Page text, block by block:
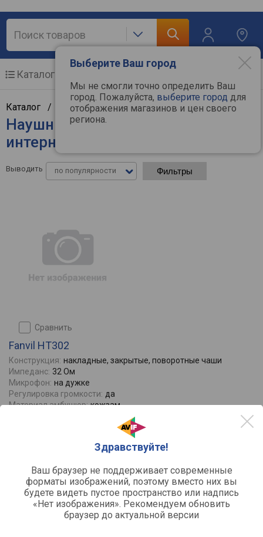
Выберите Ваш город
Мы не смогли точно определить Ваш
город. Пожалуйста, выберите город для
отображения магазинов и цен своего
региона.
Здравствуйте!
Ваш браузер не поддерживает современные
форматы изображений, поэтому вместо них вы
будете видеть пустое пространство или надпись
«Нет изображения». Рекомендуем обновить
браузер до актуальной версии
Каталог
Каталог / Аудиотехника/Наушники
Наушники Fanvil - цены в
интернет-магазинах
Выводить по популярности Фильтры
сравнить
Fanvil HT302
Конструкция: накладные, закрытые, поворотные чаши
Импеданс: 32 Ом
Микрофон: на дужке
Регулировка громкости: да
Материал амбушюр: кожзам